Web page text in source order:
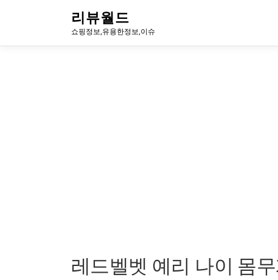
로
리뷰월드
쇼핑정보,유용한정보,이슈
레드벨벳 예리 나이 몸